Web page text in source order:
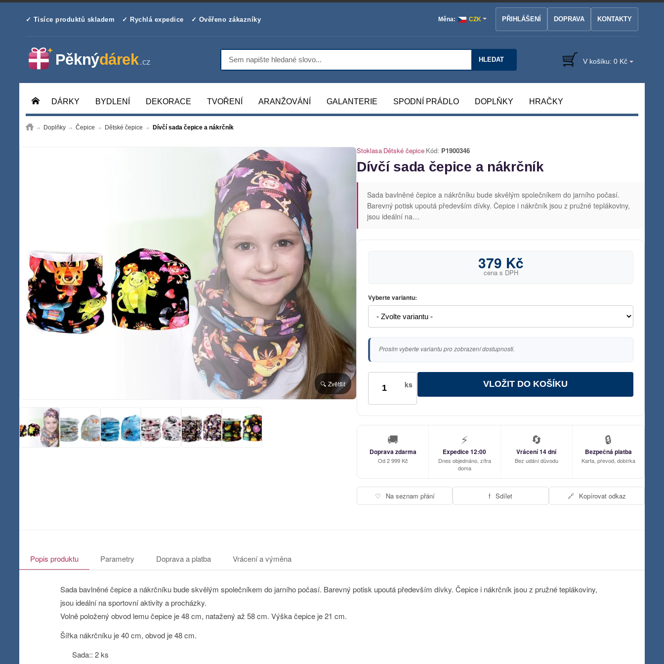
✓ Tisíce produktů skladem ✓ Rychlá expedice ✓ Ověřeno zákazníky Měna: CZK PŘIHLÁŠENÍ DOPRAVA KONTAKTY
HLEDAT V košíku: 0 Kč
DÁRKY BYDLENÍ DEKORACE TVOŘENÍ ARANŽOVÁNÍ GALANTERIE SPODNÍ PRÁDLO DOPLŇKY HRAČKY
Doplňky Čepice Dětské čepice Dívčí sada čepice a nákrčník
🔍 Zvětšit
Stoklasa|Dětské čepice|Kód: P1900346
Dívčí sada čepice a nákrčník
Sada bavlněné čepice a nákrčníku bude skvělým společníkem do jarního počasí.
Barevný potisk upoutá především dívky. Čepice i nákrčník jsou z pružné teplákoviny,
jsou ideální na…
379 Kč
cena s DPH
Vyberte variantu:
Prosím vyberte variantu pro zobrazení dostupnosti.
ks VLOŽIT DO KOŠÍKU
🚚
Doprava zdarma
Od 2 999 Kč
⚡
Expedice 12:00
Dnes objednáno, zítra
doma
🔄
Vrácení 14 dní
Bez udání důvodu
🔒
Bezpečná platba
Karta, převod, dobírka
♡ Na seznam přání f Sdílet 🔗 Kopírovat odkaz
Popis produktu Parametry Doprava a platba Vrácení a výměna
Sada bavlněné čepice a nákrčníku bude skvělým společníkem do jarního počasí. Barevný potisk upoutá především dívky. Čepice i nákrčník jsou z pružné teplákoviny,
jsou ideální na sportovní aktivity a procházky.
Volně položený obvod lemu čepice je 48 cm, natažený až 58 cm. Výška čepice je 21 cm.
Šířka nákrčníku je 40 cm, obvod je 48 cm.
Sada:: 2 ks